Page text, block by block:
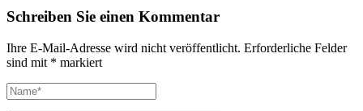
Schreiben Sie einen Kommentar
Ihre E-Mail-Adresse wird nicht veröffentlicht. Erforderliche Felder
sind mit * markiert